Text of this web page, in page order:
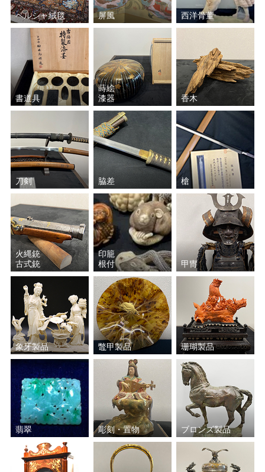
ペルシャ絨毯 屏風 西洋骨董
書道具
蒔絵
漆器
香木
刀剣 脇差 槍
火縄銃
古式銃
印籠
根付
甲冑
象牙製品 鼈甲製品 珊瑚製品
翡翠 彫刻・置物 ブロンズ製品